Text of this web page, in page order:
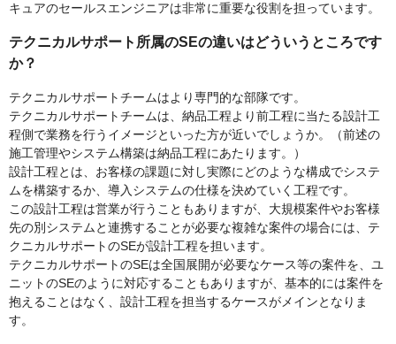
キュアのセールスエンジニアは非常に重要な役割を担っています。
テクニカルサポート所属のSEの違いはどういうところです
か？
テクニカルサポートチームはより専門的な部隊です。
テクニカルサポートチームは、納品工程より前工程に当たる設計工
程側で業務を行うイメージといった方が近いでしょうか。（前述の
施工管理やシステム構築は納品工程にあたります。）
設計工程とは、お客様の課題に対し実際にどのような構成でシステ
ムを構築するか、導入システムの仕様を決めていく工程です。
この設計工程は営業が行うこともありますが、大規模案件やお客様
先の別システムと連携することが必要な複雑な案件の場合には、テ
クニカルサポートのSEが設計工程を担います。
テクニカルサポートのSEは全国展開が必要なケース等の案件を、ユ
ニットのSEのように対応することもありますが、基本的には案件を
抱えることはなく、設計工程を担当するケースがメインとなりま
す。